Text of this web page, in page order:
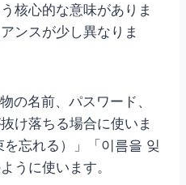
核心的な意味がありま
ンスが少し異なりま
物の名前、パスワード、
け落ちる場合に使いま
忘れる）」「이름을 잊
うに使います。